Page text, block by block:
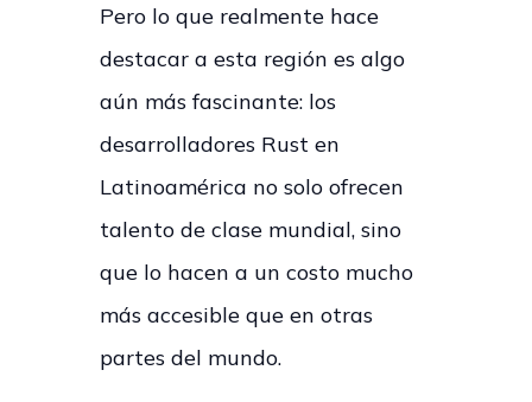
Pero lo que realmente hace
destacar a esta región es algo
aún más fascinante: los
desarrolladores Rust en
Latinoamérica no solo ofrecen
talento de clase mundial, sino
que lo hacen a un costo mucho
más accesible que en otras
partes del mundo.